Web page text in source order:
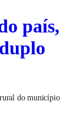
país,
do município